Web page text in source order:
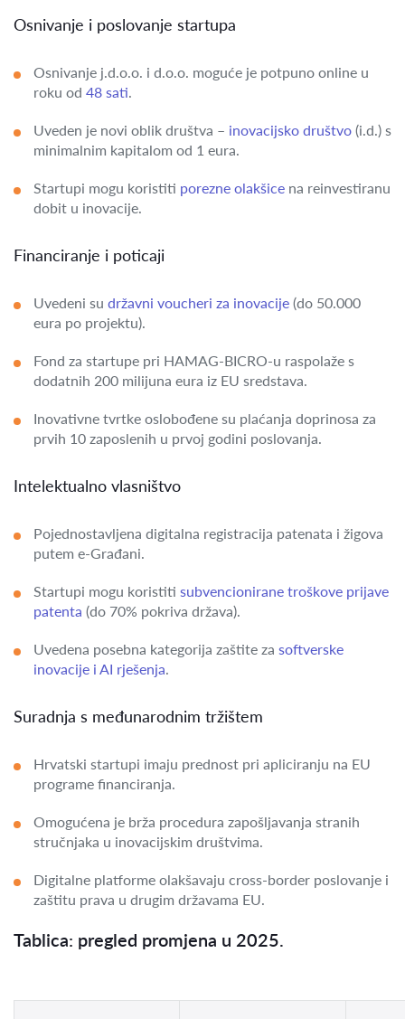
Osnivanje i poslovanje startupa
Osnivanje j.d.o.o. i d.o.o. moguće je potpuno online u
roku od 48 sati
Uveden je novi oblik društva – inovacijsko društvo (i.d.) s
minimalnim kapitalom od 1 eura.
Startupi mogu koristiti porezne olakšice na reinvestiranu
dobit u inovacije.
Financiranje i poticaji
Uvedeni su državni voucheri za inovacije (do 50.000
eura po projektu).
Fond za startupe pri HAMAG-BICRO-u raspolaže s
dodatnih 200 milijuna eura iz EU sredstava.
Inovativne tvrtke oslobođene su plaćanja doprinosa za
prvih 10 zaposlenih u prvoj godini poslovanja.
Intelektualno vlasništvo
Pojednostavljena digitalna registracija patenata i žigova
putem e-Građani.
Startupi mogu koristiti subvencionirane troškove prijave
patenta (do 70% pokriva država).
Uvedena posebna kategorija zaštite za softverske
inovacije i AI rješenja
Suradnja s međunarodnim tržištem
Hrvatski startupi imaju prednost pri apliciranju na EU
programe financiranja.
Omogućena je brža procedura zapošljavanja stranih
stručnjaka u inovacijskim društvima.
Digitalne platforme olakšavaju cross-border poslovanje i
zaštitu prava u drugim državama EU.
Tablica: pregled promjena u 2025.